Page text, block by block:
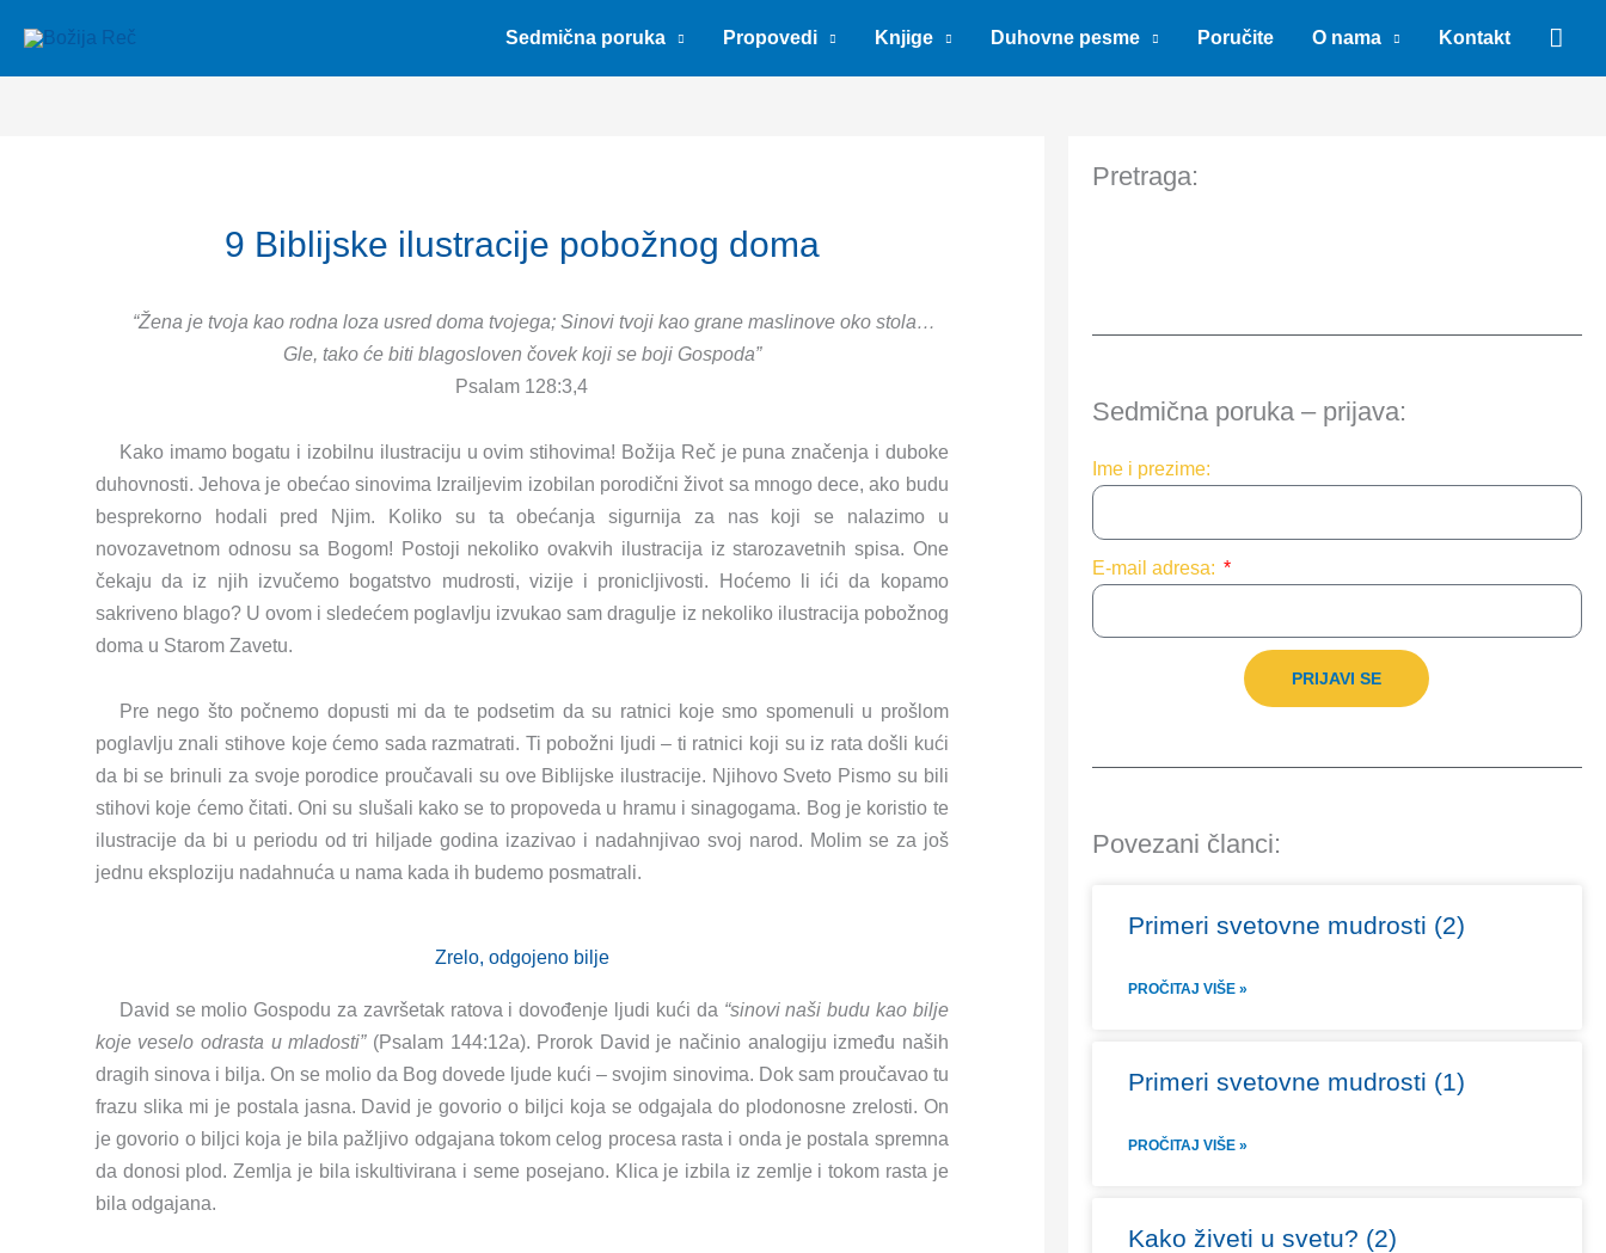
content
Sedmična poruka Propovedi Knjige Duhovne pesme Poručite O nama Kontakt
9 Biblijske ilustracije pobožnog doma
“Žena je tvoja kao rodna loza usred doma tvojega; Sinovi tvoji kao grane maslinove oko stola…
Gle, tako će biti blagosloven čovek koji se boji Gospoda”
Psalam 128:3,4
Kako imamo bogatu i izobilnu ilustraciju u ovim stihovima! Božija Reč je puna značenja i duboke
duhovnosti. Jehova je obećao sinovima Izrailjevim izobilan porodični život sa mnogo dece, ako budu
besprekorno hodali pred Njim. Koliko su ta obećanja sigurnija za nas koji se nalazimo u
novozavetnom odnosu sa Bogom! Postoji nekoliko ovakvih ilustracija iz starozavetnih spisa. One
čekaju da iz njih izvučemo bogatstvo mudrosti, vizije i pronicljivosti. Hoćemo li ići da kopamo
sakriveno blago? U ovom i sledećem poglavlju izvukao sam dragulje iz nekoliko ilustracija pobožnog
doma u Starom Zavetu.
Pre nego što počnemo dopusti mi da te podsetim da su ratnici koje smo spomenuli u prošlom
poglavlju znali stihove koje ćemo sada razmatrati. Ti pobožni ljudi – ti ratnici koji su iz rata došli kući
da bi se brinuli za svoje porodice proučavali su ove Biblijske ilustracije. Njihovo Sveto Pismo su bili
stihovi koje ćemo čitati. Oni su slušali kako se to propoveda u hramu i sinagogama. Bog je koristio te
ilustracije da bi u periodu od tri hiljade godina izazivao i nadahnjivao svoj narod. Molim se za još
jednu eksploziju nadahnuća u nama kada ih budemo posmatrali.
Zrelo, odgojeno bilje
David se molio Gospodu za završetak ratova i dovođenje ljudi kući da “sinovi naši budu kao bilje
koje veselo odrasta u mladosti”(Psalam 144:12a). Prorok David je načinio analogiju između naših
dragih sinova i bilja. On se molio da Bog dovede ljude kući – svojim sinovima. Dok sam proučavao tu
frazu slika mi je postala jasna. David je govorio o biljci koja se odgajala do plodonosne zrelosti. On
je govorio o biljci koja je bila pažljivo odgajana tokom celog procesa rasta i onda je postala spremna
da donosi plod. Zemlja je bila iskultivirana i seme posejano. Klica je izbila iz zemlje i tokom rasta je
bila odgajana.
Pretraga:
Sedmična poruka – prijava:
Ime i prezime:
E-mail adresa:
PRIJAVI SE
Povezani članci:
Primeri svetovne mudrosti (2)
PROČITAJ VIŠE »
Primeri svetovne mudrosti (1)
PROČITAJ VIŠE »
Kako živeti u svetu? (2)